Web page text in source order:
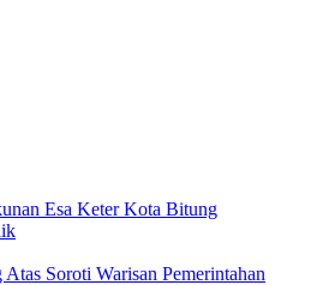
Esa Keter Kota Bitung
Soroti Warisan Pemerintahan